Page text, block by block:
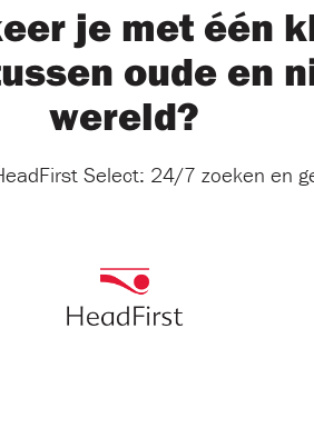
je met één
oude en
wereld?
Select: 24/7 zoeken en